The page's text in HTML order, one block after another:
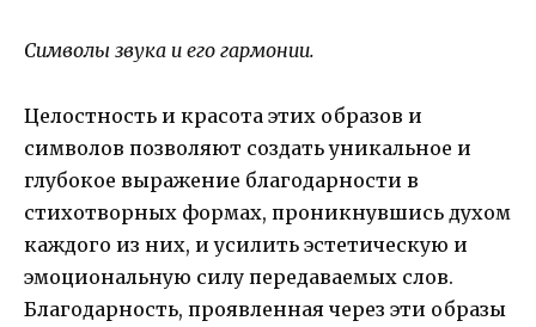
Символы звука и его гармонии.
Целостность и красота этих образов и
символов позволяют создать уникальное и
глубокое выражение благодарности в
стихотворных формах, проникнувшись духом
каждого из них, и усилить эстетическую и
эмоциональную силу передаваемых слов.
Благодарность, проявленная через эти образы